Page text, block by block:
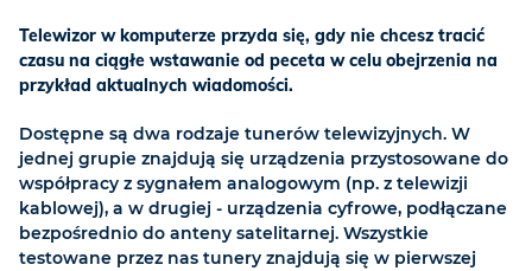
Telewizor w komputerze przyda się, gdy nie chcesz tracić
czasu na ciągłe wstawanie od peceta w celu obejrzenia na
przykład aktualnych wiadomości.
Dostępne są dwa rodzaje tunerów telewizyjnych. W
jednej grupie znajdują się urządzenia przystosowane do
współpracy z sygnałem analogowym (np. z telewizji
kablowej), a w drugiej - urządzenia cyfrowe, podłączane
bezpośrednio do anteny satelitarnej. Wszystkie
testowane przez nas tunery znajdują się w pierwszej